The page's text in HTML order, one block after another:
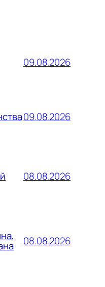
09.08.2026
09.08.2026
08.08.2026
08.08.2026